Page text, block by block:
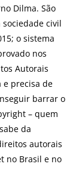
Dilma. São
civil
o sistema
nos
Autorais
e precisa de
barrar o
– quem
sabe da
autorais
no Brasil e no